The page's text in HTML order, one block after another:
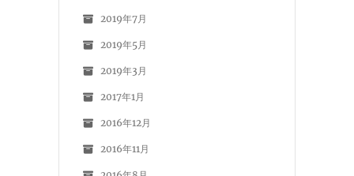
2019年7月
2019年5月
2019年3月
2017年1月
2016年12月
2016年11月